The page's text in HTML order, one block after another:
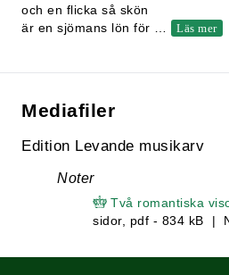
och en flicka så skön
är en sjömans lön för
Läs mer
Mediafiler
Edition Levande musikarv
Noter
Två romantiska
sidor, pdf - 834 kB |